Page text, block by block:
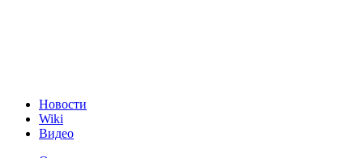
Новости
Wiki
Видео